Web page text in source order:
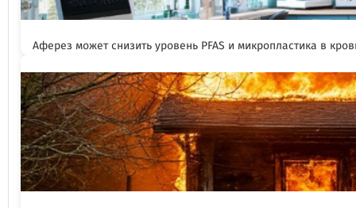
Аферез может снизить уровень PFAS и микропластика в